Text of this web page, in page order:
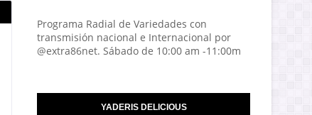
Programa Radial de Variedades con
transmisión nacional e Internacional por
@extra86net. Sábado de 10:00 am -11:00m
YADERIS DELICIOUS